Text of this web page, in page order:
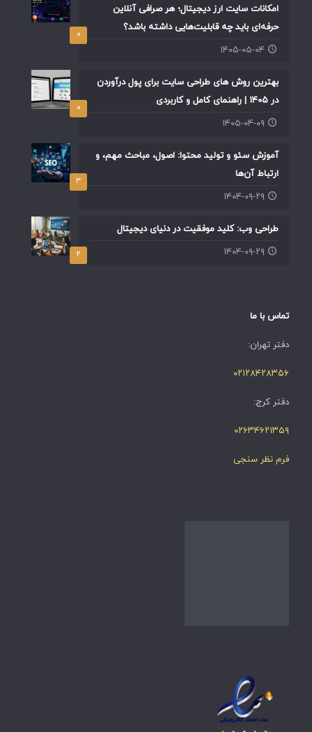
۰
امکانات سایت ارز دیجیتال؛ هر صرافی آنلاین
حرفه‌ای باید چه قابلیت‌هایی داشته باشد؟
۱۴۰۵-۰۵-۰۴
۰
بهترین روش های طراحی سایت برای پول درآوردن
در ۱۴۰۵ | راهنمای کامل و کاربردی
۱۴۰۵-۰۴-۰۹
۳
آموزش سئو و تولید محتوا: اصول، مباحث مهم، و
ارتباط آن‌ها
۱۴۰۴-۰۹-۲۹
۲
طراحی وب: کلید موفقیت در دنیای دیجیتال
۱۴۰۴-۰۹-۲۹
تماس با ما
دفتر تهران:
۰۲۱۲۸۴۲۸۳۵۶
دفتر کرج:
۰۲۶۳۴۶۲۱۳۵۹
فرم نظر سنجی